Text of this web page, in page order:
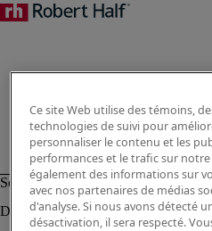
Ce site Web utilise des témoins,
technologies de suivi pour
personnaliser le contenu et les
performances et le trafic sur
également des informations sur
avec nos partenaires de médias
d'analyse. Si nous avons détecté
désactivation, il sera respecté.